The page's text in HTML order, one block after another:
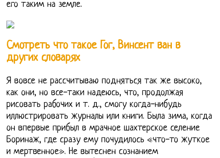
его таким на земле.
Смотреть что такое Гог, Винсент ван в
других словарях
Я вовсе не рассчитываю подняться так же высоко,
как они, но все-таки надеюсь, что, продолжая
рисовать рабочих и т. д., смогу когда-нибудь
иллюстрировать журналы или книги. Была зима, когда
он впервые прибыл в мрачное шахтерское селение
Боринаж, где сразу ему почудилось «что-то жуткое
и мертвенное». Не вытеснен сознанием